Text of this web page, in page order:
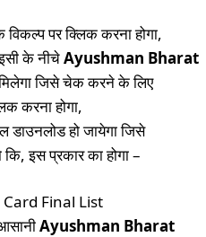
विकल्प पर क्लिक करना होगा,
के नीचेAyushman Bharat
जिसे चेक करने के लिए
करना होगा,
हो जायेगा जिसे
इस प्रकार का होगा –
Ayushman Bharat